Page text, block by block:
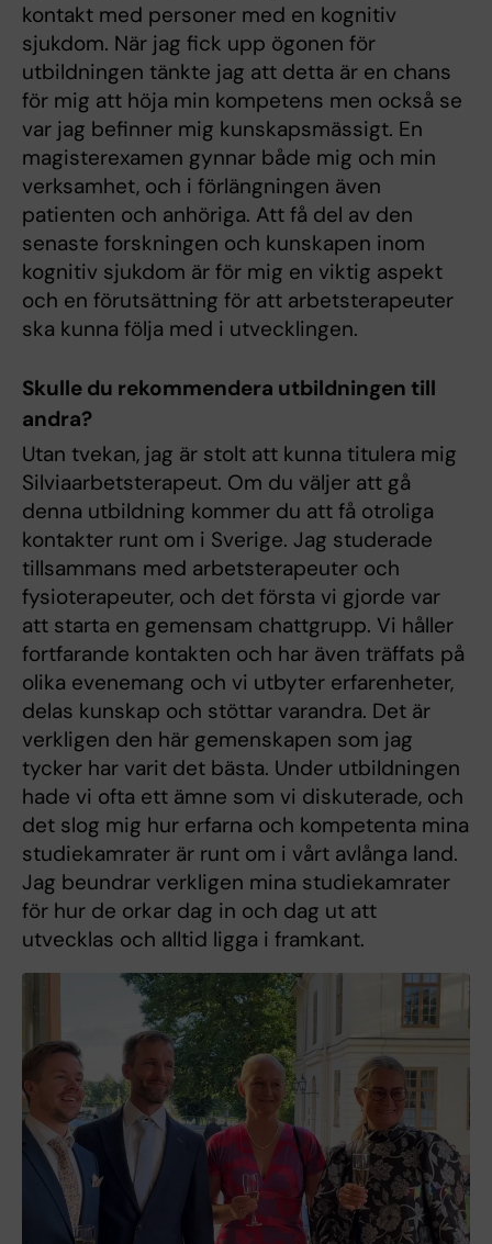
kontakt med personer med en kognitiv
sjukdom. När jag fick upp ögonen för
utbildningen tänkte jag att detta är en chans
för mig att höja min kompetens men också se
var jag befinner mig kunskapsmässigt. En
magisterexamen gynnar både mig och min
verksamhet, och i förlängningen även
patienten och anhöriga. Att få del av den
senaste forskningen och kunskapen inom
kognitiv sjukdom är för mig en viktig aspekt
och en förutsättning för att arbetsterapeuter
ska kunna följa med i utvecklingen.
Skulle du rekommendera utbildningen till
andra?
Utan tvekan, jag är stolt att kunna titulera mig
Silviaarbetsterapeut. Om du väljer att gå
denna utbildning kommer du att få otroliga
kontakter runt om i Sverige. Jag studerade
tillsammans med arbetsterapeuter och
fysioterapeuter, och det första vi gjorde var
att starta en gemensam chattgrupp. Vi håller
fortfarande kontakten och har även träffats på
olika evenemang och vi utbyter erfarenheter,
delas kunskap och stöttar varandra. Det är
verkligen den här gemenskapen som jag
tycker har varit det bästa. Under utbildningen
hade vi ofta ett ämne som vi diskuterade, och
det slog mig hur erfarna och kompetenta mina
studiekamrater är runt om i vårt avlånga land.
Jag beundrar verkligen mina studiekamrater
för hur de orkar dag in och dag ut att
utvecklas och alltid ligga i framkant.